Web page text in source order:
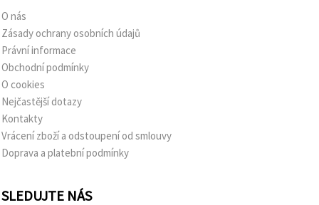
O nás
Zásady ochrany osobních údajů
Právní informace
Obchodní podmínky
O cookies
Nejčastější dotazy
Kontakty
Vrácení zboží a odstoupení od smlouvy
Doprava a platební podmínky
SLEDUJTE NÁS